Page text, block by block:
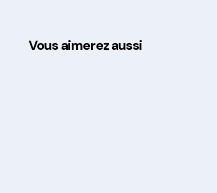
Vous aimerez aussi